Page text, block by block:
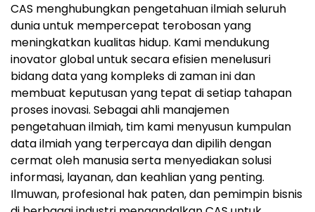
CAS menghubungkan pengetahuan ilmiah seluruh
dunia untuk mempercepat terobosan yang
meningkatkan kualitas hidup. Kami mendukung
inovator global untuk secara efisien menelusuri
bidang data yang kompleks di zaman ini dan
membuat keputusan yang tepat di setiap tahapan
proses inovasi. Sebagai ahli manajemen
pengetahuan ilmiah, tim kami menyusun kumpulan
data ilmiah yang terpercaya dan dipilih dengan
cermat oleh manusia serta menyediakan solusi
informasi, layanan, dan keahlian yang penting.
Ilmuwan, profesional hak paten, dan pemimpin bisnis